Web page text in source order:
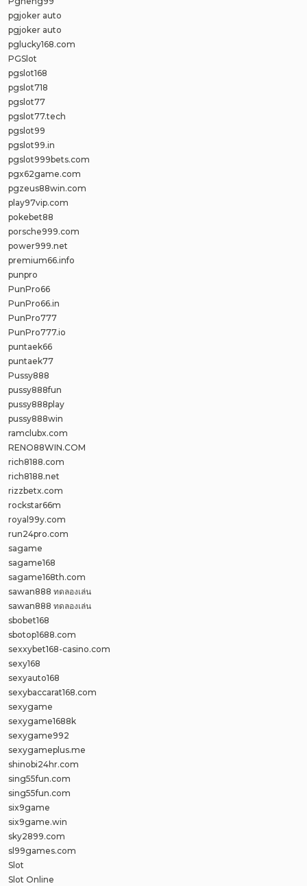
pgjoker auto
pgjoker auto
pglucky168.com
PGSlot
pgslot168
pgslot718
pgslot77
pgslot77.tech
pgslot99
pgslot99.in
pgslot999bets.com
pgx62game.com
pgzeus88win.com
play97vip.com
pokebet88
porsche999.com
power999.net
premium66.info
punpro
PunPro66
PunPro66.in
PunPro777
PunPro777.io
puntaek66
puntaek77
Pussy888
pussy888fun
pussy888play
pussy888win
ramclubx.com
RENO88WIN.COM
rich8188.com
rich8188.net
rizzbetx.com
rockstar66m
royal99y.com
run24pro.com
sagame
sagame168
sagame168th.com
sawan888 ทดลองเล่น
sawan888 ทดลองเล่น
sbobet168
sbotop1688.com
sexxybet168-casino.com
sexy168
sexyauto168
sexybaccarat168.com
sexygame
sexygame1688k
sexygame992
sexygameplus.me
shinobi24hr.com
sing55fun.com
sing55fun.com
six9game
six9game.win
sky2899.com
sl99games.com
Slot
Slot Online